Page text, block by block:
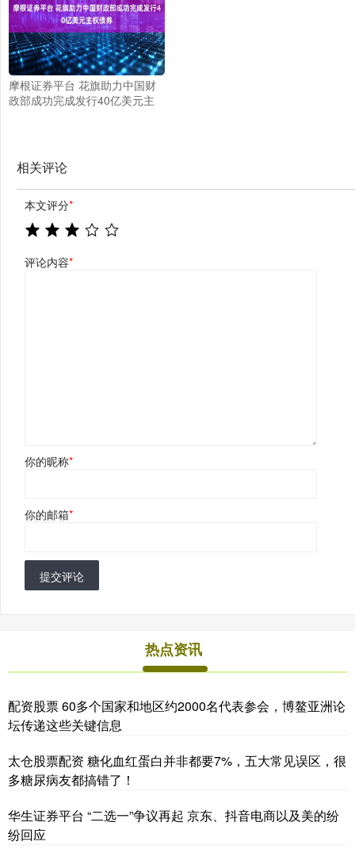
摩根证券平台 花旗助力中国财
政部成功完成发行40亿美元主
相关评论
本文评分*
评论内容*
你的昵称*
你的邮箱*
提交评论
热点资讯
配资股票 60多个国家和地区约2000名代表参会，博鳌亚洲论
坛传递这些关键信息
太仓股票配资 糖化血红蛋白并非都要7%，五大常见误区，很
多糖尿病友都搞错了！
华生证券平台 “二选一”争议再起 京东、抖音电商以及美的纷
纷回应